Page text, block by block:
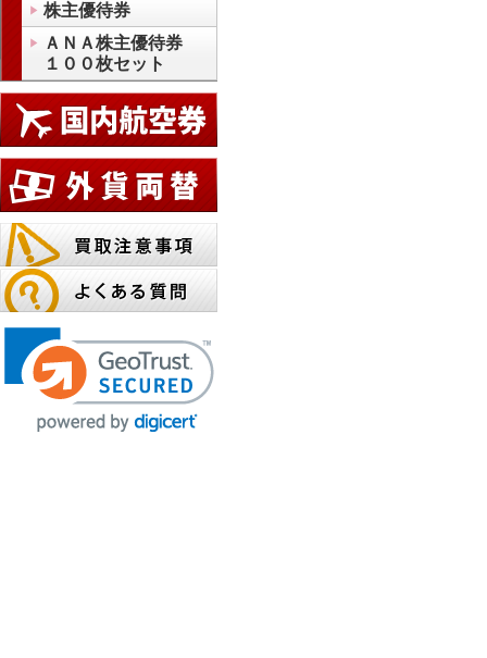
株主優待券
ＡＮＡ株主優待券
１００枚セット